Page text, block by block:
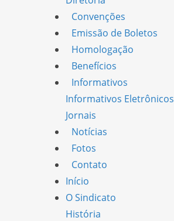
Convenções
Emissão de Boletos
Homologação
Benefícios
Informativos
Informativos Eletrônicos
Jornais
Notícias
Fotos
Contato
Início
O Sindicato
História